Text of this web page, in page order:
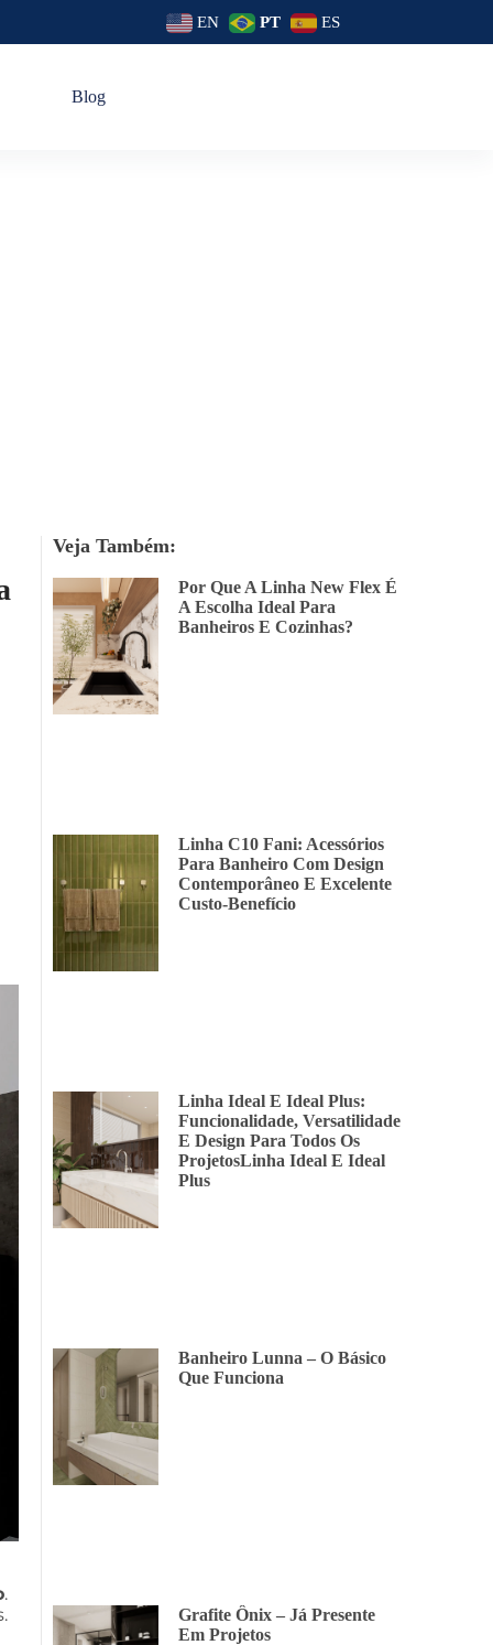
EN PT ES
Blog
.
Veja Também:
Por Que A Linha New Flex É
A Escolha Ideal Para
Banheiros E Cozinhas?
Linha C10 Fani: Acessórios
Para Banheiro Com Design
Contemporâneo E Excelente
Custo-Benefício
Linha Ideal E Ideal Plus:
Funcionalidade, Versatilidade
E Design Para Todos Os
ProjetosLinha Ideal E Ideal
Plus
Banheiro Lunna – O Básico
Que Funciona
Grafite Ônix – Já Presente
Em Projetos